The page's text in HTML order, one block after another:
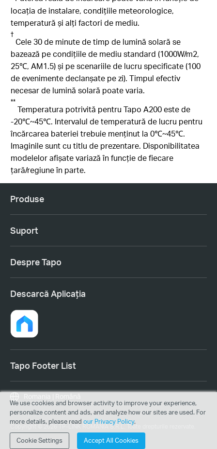
locația de instalare, condițiile meteorologice,
temperatură și alți factori de mediu.
†
Cele 30 de minute de timp de lumină solară se
bazează pe condițiile de mediu standard (1000W/m2,
25℃, AM1.5) și pe scenariile de lucru specificate (100
de evenimente declanșate pe zi). Timpul efectiv
necesar de lumină solară poate varia.
**
Temperatura potrivită pentru Tapo A200 este de
-20℃~45℃. Intervalul de temperatură de lucru pentru
încărcarea bateriei trebuie menținut la 0℃~45℃.
Imaginile sunt cu titlu de prezentare. Disponibilitatea
modelelor afișate variază în funcție de fiecare
țară/regiune în parte.
Produse
Suport
Despre Tapo
Descarcă Aplicația
Tapo Footer List
Copyright © 2026 TP-LINK ROMANIA S.R.L. Toate drepturile rezervate.
Romania | Română
We use cookies and browser activity to improve your experience,
personalize content and ads, and analyze how our sites are used. For
more details, please read our Privacy Policy.
Cookie Settings Accept All Cookies